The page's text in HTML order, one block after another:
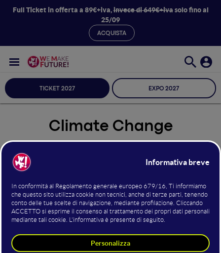
Full Ticket in offerta a 89€+iva,invece di 649€+ivasolo fino al
25/09
ACQUISTA
TICKET 2027 EXPO 2027
Climate Change
Seleziona Sala
Climate Change
In questo stage, in partnership con ECCO Think Thank,
esperti hanno esplorato le soluzioni tecnologiche per